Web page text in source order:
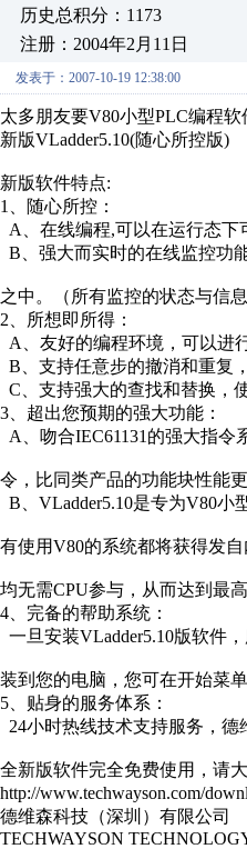
历史总积分：1173
注册：2004年2月11日
发表于：2007-10-19 12:38:00
太多朋友要V80小型PLC编程软
新版VLadder5.10(随心所控版)
新版软件特点:
1、随心所控：
A、在线编程,可以在运行态
B、强大而实时的在线监控功
之中。（所有监控的状态与信
2、所想即所得：
A、友好的编程环境，可以进
B、支持任意步的撤消和重复，
C、支持强大的查找和替换，
3、超出您预期的强大功能：
A、吻合IEC61131的强大指
令，比同类产品的功能块性能
B、VLadder5.10是专为V80
有使用V80的系统都将获得发
均无需CPU参与，从而达到最
4、完备的帮助系统：
一旦安装VLadder5.10版软件
装到您的电脑，您可在开始菜
5、贴身的服务体系：
24小时热线技术支持服务，
全新版软件完全免费使用，请
http://www.techwayson.com/
德维森科技（深圳）有限公司
TECHWAYSON